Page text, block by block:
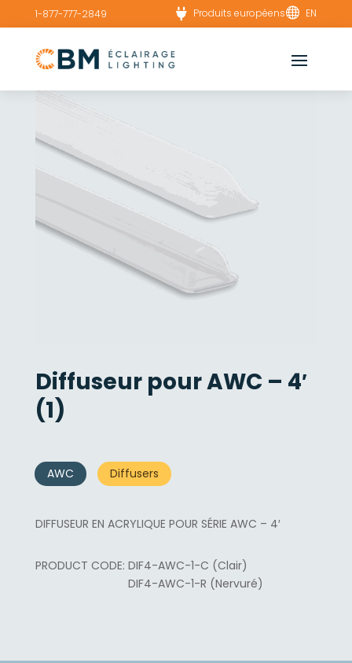
1-877-777-2849  Produits européens EN
Diffuseur pour AWC – 4′
(1)
AWC Diffusers
DIFFUSEUR EN ACRYLIQUE POUR SÉRIE AWC – 4′
DIF4-AWC-1-C (Clair)
DIF4-AWC-1-R (Nervuré)